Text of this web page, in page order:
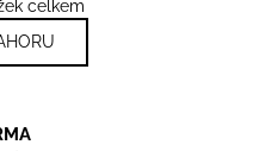
v
l
á
a
á
n
k
á
celkem